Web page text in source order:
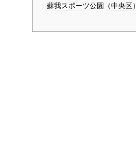
蘇我スポーツ公園（中央区）